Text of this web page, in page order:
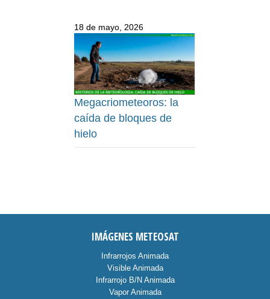
18 de mayo, 2026
Megacriometeoros: la
caída de bloques de
hielo
IMÁGENES METEOSAT
Infrarrojos Animada
Visible Animada
Infrarrojo B/N Animada
Vapor Animada